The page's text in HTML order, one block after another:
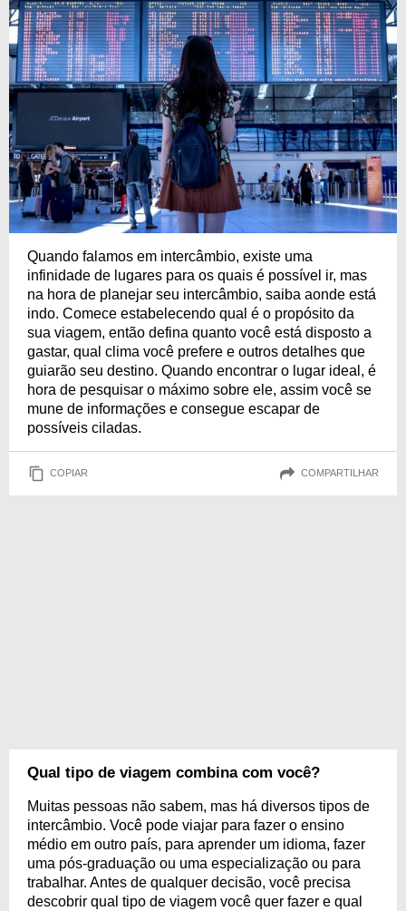
Quando falamos em intercâmbio, existe uma
infinidade de lugares para os quais é possível ir, mas
na hora de planejar seu intercâmbio, saiba aonde está
indo. Comece estabelecendo qual é o propósito da
sua viagem, então defina quanto você está disposto a
gastar, qual clima você prefere e outros detalhes que
guiarão seu destino. Quando encontrar o lugar ideal, é
hora de pesquisar o máximo sobre ele, assim você se
mune de informações e consegue escapar de
possíveis ciladas.
COPIAR COMPARTILHAR
Qual tipo de viagem combina com você?
Muitas pessoas não sabem, mas há diversos tipos de
intercâmbio. Você pode viajar para fazer o ensino
médio em outro país, para aprender um idioma, fazer
uma pós-graduação ou uma especialização ou para
trabalhar. Antes de qualquer decisão, você precisa
descobrir qual tipo de viagem você quer fazer e qual